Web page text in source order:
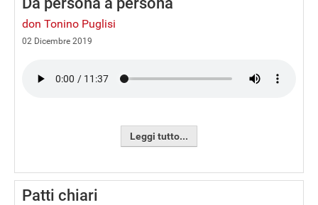
don Tonino Puglisi
02 Dicembre 2019
Leggi tutto...
Patti chiari